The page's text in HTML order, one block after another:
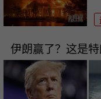
伊朗赢了？这是